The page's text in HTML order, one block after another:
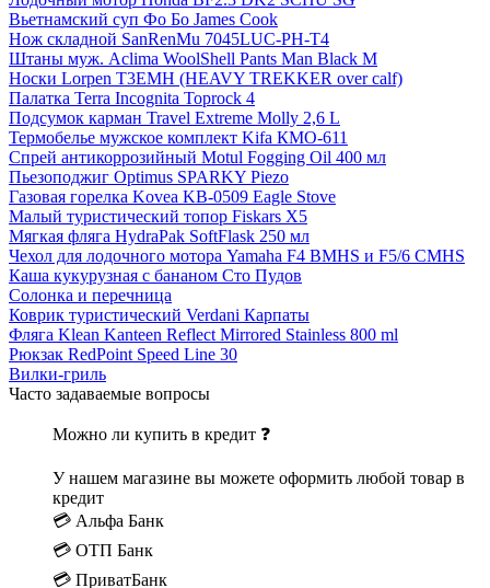
Вьетнамский суп Фо Бо James Cook
Нож складной SanRenMu 7045LUC-PH-T4
Штаны муж. Aclima WoolShell Pants Man Black M
Носки Lorpen T3EMH (HEAVY TREKKER over calf)
Палатка Terra Incognita Toprock 4
Подсумок карман Travel Extreme Molly 2,6 L
Термобелье мужское комплект Kifa КМО-611
Спрей антикоррозийный Motul Fogging Oil 400 мл
Пьезоподжиг Optimus SPARKY Piezo
Газовая горелка Kovea KB-0509 Eagle Stove
Малый туристический топор Fiskars X5
Мягкая фляга HydraPak SoftFlask 250 мл
Чехол для лодочного мотора Yamaha F4 BMHS и F5/6 CMHS
Каша кукурузная с бананом Сто Пудов
Солонка и перечница
Коврик туристический Verdani Карпаты
Фляга Klean Kanteen Reflect Mirrored Stainless 800 ml
Рюкзак RedPoint Speed Line 30
Вилки-гриль
Часто задаваемые вопросы
Можно ли купить в кредит ❓
У нашем магазине вы можете оформить любой товар в
кредит
💳 Альфа Банк
💳 ОТП Банк
💳 ПриватБанк